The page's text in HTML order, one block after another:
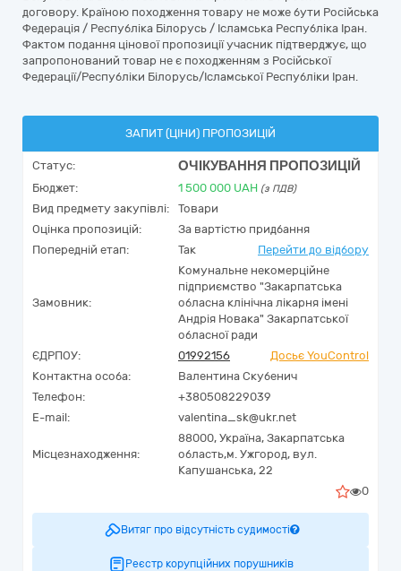
договору. Країною походження товару не може бути Російська
Федерація / Республіка Білорусь / Ісламська Республіка Іран.
Фактом подання цінової пропозиції учасник підтверджує, що
запропонований товар не є походженням з Російської
Федерації/Республіки Білорусь/Ісламської Республіки Іран.
ЗАПИТ (ЦІНИ) ПРОПОЗИЦІЙ
Статус: ОЧІКУВАННЯ ПРОПОЗИЦІЙ
Бюджет: 1 500 000 UAH (з ПДВ)
Вид предмету закупівлі:
Товари
Оцінка пропозицій:
За вартістю придбання
Попередній етап:
Так Перейти до відбору
Замовник:
Комунальне некомерційне
підприємство "Закарпатська
обласна клінічна лікарня імені
Андрія Новака" Закарпатської
обласної ради
ЄДРПОУ:
01992156
Досьє YouControl
Контактна особа:
Валентина Скубенич
Телефон:
+380508229039
E-mail:
valentina_sk@ukr.net
Місцезнаходження:
88000, Україна, Закарпатська
область,м. Ужгород, вул.
Капушанська, 22
0
Витяг про відсутність судимості
Реєстр корупційних порушників